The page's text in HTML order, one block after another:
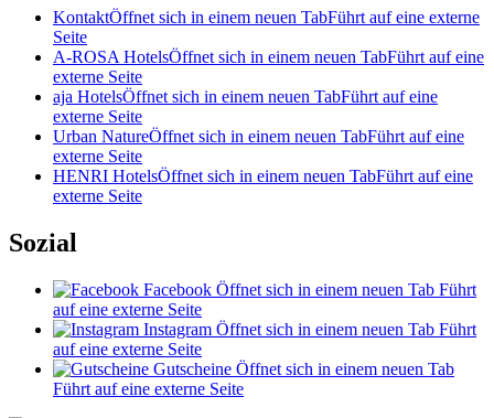
KontaktÖffnet sich in einem neuen TabFührt auf eine externe
Seite
A-ROSA HotelsÖffnet sich in einem neuen TabFührt auf eine
externe Seite
aja HotelsÖffnet sich in einem neuen TabFührt auf eine
externe Seite
Urban NatureÖffnet sich in einem neuen TabFührt auf eine
externe Seite
HENRI HotelsÖffnet sich in einem neuen TabFührt auf eine
externe Seite
Sozial
Facebook Öffnet sich in einem neuen Tab Führt
auf eine externe Seite
Instagram Öffnet sich in einem neuen Tab Führt
auf eine externe Seite
Gutscheine Öffnet sich in einem neuen Tab
Führt auf eine externe Seite